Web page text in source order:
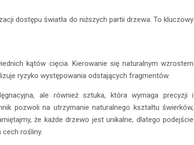
dostępu światła do niższych partii drzewa. To kluczowy
kątów cięcia. Kierowanie się naturalnym wzrostem
ryzyko występowania odstających fragmentów.
ale również sztuka, która wymaga precyzji i
pozwoli na utrzymanie naturalnego kształtu świerków,
że każde drzewo jest unikalne, dlatego podejście
rośliny.